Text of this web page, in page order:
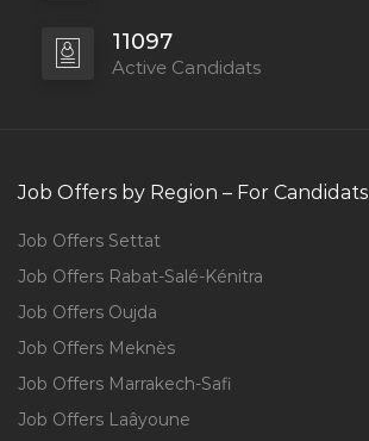
11097
Active Candidats
Job Offers by Region – For Candidats
Job Offers Settat
Job Offers Rabat-Salé-Kénitra
Job Offers Oujda
Job Offers Meknès
Job Offers Marrakech-Safi
Job Offers Laâyoune